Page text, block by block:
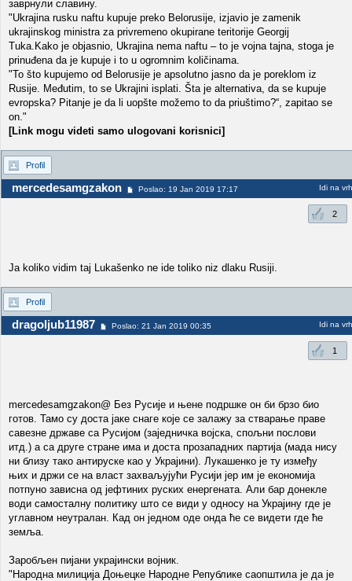
заврнули славину.
"Ukrajina rusku naftu kupuje preko Belorusije, izjavio je zamenik
ukrajinskog ministra za privremeno okupirane teritorije Georgij
Tuka.Kako je objasnio, Ukrajina nema naftu – to je vojna tajna, stoga je
prinuđena da je kupuje i to u ogromnim količinama.
"To što kupujemo od Belorusije je apsolutno jasno da je poreklom iz
Rusije. Međutim, to se Ukrajini isplati. Šta je alternativa, da se kupuje
evropska? Pitanje je da li uopšte možemo to da priuštimo?“, zapitao se
on."
[Link mogu videti samo ulogovani korisnici]
Profil
mercedesamgzakon Poslao: 19 Jan 2019 17:17 Idi na vrh
2
Ja koliko vidim taj Lukašenko ne ide toliko niz dlaku Rusiji.
Profil
dragoljub11987 Poslao: 21 Jan 2019 00:35 Idi na vrh
1
mercedesamgzakon@ Без Русије и њене подршке он би брзо био
готов. Тамо су доста јаке снаге које се залажу за стварање праве
савезне државе са Русијом (заједничка војска, спољни послови
итд.) а са друге стране има и доста прозападних партија (мада нису
ни близу тако антируске као у Украјини). Лукашенко је ту између
њих и држи се на власт захваљујући Русији јер им је економија
потпуно зависна од јефтиних руских енергената. Али бар донекле
води самосталну политику што се види у односу на Украјину где је
углавном неутралан. Кад он једном оде онда ће се видети где ће
земља.
Заробљен пијани украјински војник.
"Народна милиција Доњецке Народне Републике саопштила је да је